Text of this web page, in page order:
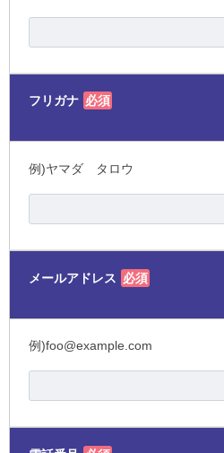
フリガナ 必須
例)ヤマダ タロウ
メールアドレス 必須
例)foo@example.com